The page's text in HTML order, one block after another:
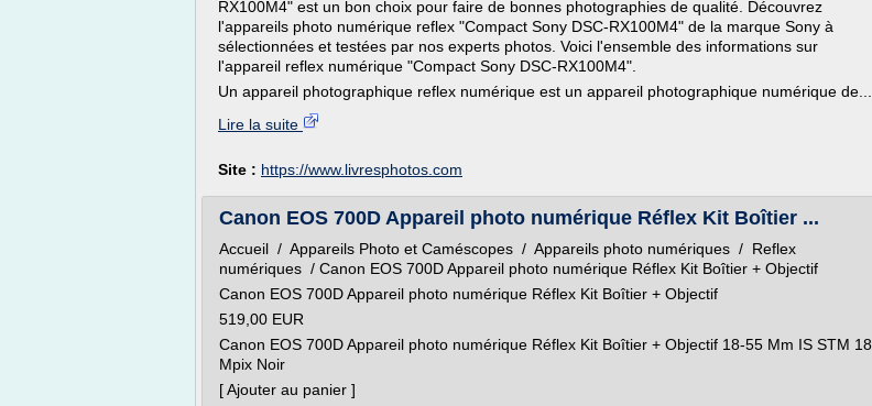
RX100M4" est un bon choix pour faire de bonnes photographies de qualité. Découvrez
l'appareils photo numérique reflex "Compact Sony DSC-RX100M4" de la marque Sony à
sélectionnées et testées par nos experts photos. Voici l'ensemble des informations sur
l'appareil reflex numérique "Compact Sony DSC-RX100M4".
Un appareil photographique reflex numérique est un appareil photographique numérique de...
Lire la suite
Site : https://www.livresphotos.com
Canon EOS 700D Appareil photo numérique Réflex Kit Boîtier ...
Accueil / Appareils Photo et Caméscopes / Appareils photo numériques / Reflex
numériques / Canon EOS 700D Appareil photo numérique Réflex Kit Boîtier + Objectif
Canon EOS 700D Appareil photo numérique Réflex Kit Boîtier + Objectif
519,00 EUR
Canon EOS 700D Appareil photo numérique Réflex Kit Boîtier + Objectif 18-55 Mm IS STM 18
Mpix Noir
[ Ajouter au panier ]